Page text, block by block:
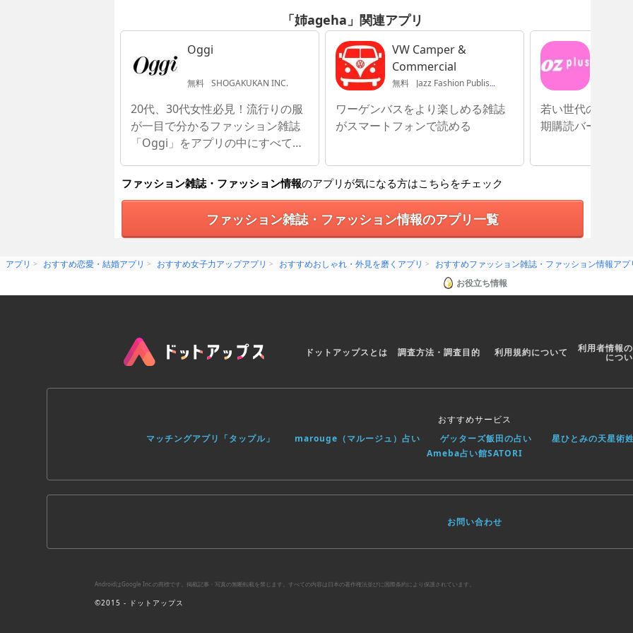
「姉ageha」関連アプリ
Oggi
無料 SHOGAKUKAN INC.
20代、30代女性必見！流行りの服
が一目で分かるファッション雑誌
「Oggi」をアプリの中にすべて搭
VW Camper &
Commercial
無料 Jazz Fashion Publishing Limited
ワーゲンバスをより楽しめる雑誌
がスマートフォンで読める
若い世代の女性に
期購読バージョン
ファッション雑誌・ファッション情報のアプリが気になる方はこちらをチェック
ファッション雑誌・ファッション情報のアプリ一覧
アプリ おすすめ恋愛・結婚アプリ おすすめ女子力アップアプリ おすすめおしゃれ・外見を磨くアプリ おすすめファッション雑誌・ファッション情報アプ
お役立ち情報
ドットアップスとは 調査方法・調査目的 利用規約について 利用者情報
につ
おすすめサービス
マッチングアプリ「タップル」
marouge（マルージュ）占い ゲッターズ飯田の占い 星ひとみの天星術
Ameba占い館SATORI
お問い合わせ
AndroidはGoogle Inc.の商標です。掲載記事・写真の無断転載を禁じます。すべての内容は日本の著作権法並びに国際条約により保護されています。
©2015 - ドットアップス